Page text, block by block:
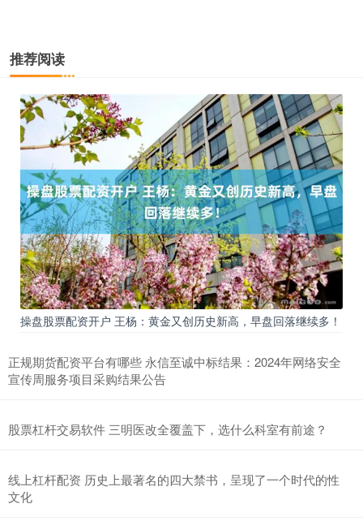
推荐阅读
操盘股票配资开户 王杨：黄金又创历史新高，早盘回落继续多！
正规期货配资平台有哪些 永信至诚中标结果：2024年网络安全
宣传周服务项目采购结果公告
股票杠杆交易软件 三明医改全覆盖下，选什么科室有前途？
线上杠杆配资 历史上最著名的四大禁书，呈现了一个时代的性
文化